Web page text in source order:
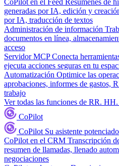
CoPilot en el Feed Resúmenes de
generadas por IA, edición y
por IA, traducción de textos
Administración de información
documentos en línea,
acceso
Servidor MCP Conecta
ejecuta acciones seguras en tu
Automatización Optimice las
aprobaciones, informes de gastos,
trabajo
Ver todas las funciones de RR.
CoPilot
CoPilot Su asistente
CoPilot en el CRM Transcripción
resumen de llamadas, llenado
negociaciones